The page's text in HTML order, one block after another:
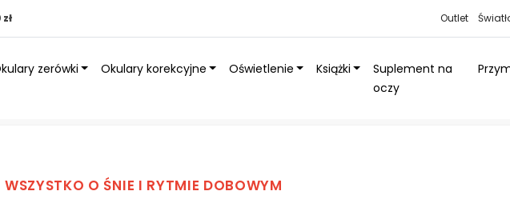
Outlet
zerówki Okulary korekcyjne Oświetlenie Książki
Suplement na
oczy
WSZYSTKO O ŚNIE I RYTMIE DOBOWYM